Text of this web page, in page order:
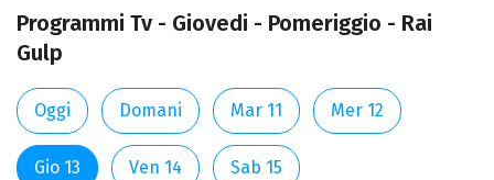
Programmi Tv - Giovedi - Pomeriggio - Rai
Gulp
Oggi Domani Mar 11 Mer 12
Gio 13 Ven 14 Sab 15